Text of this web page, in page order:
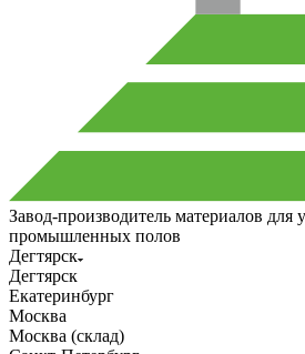
Завод-производитель материалов для
промышленных полов
Дегтярск
Дегтярск
Екатеринбург
Москва
Москва (склад)